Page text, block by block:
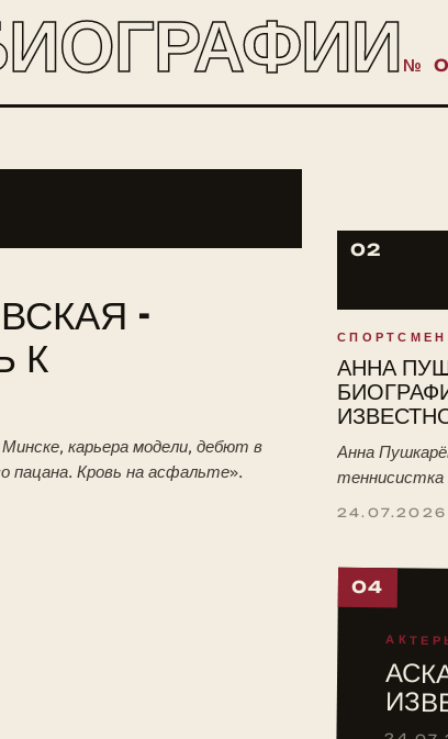
№
-
К
карьера модели, дебют в
пацана. Кровь на асфальте».
02
АННА
Анна
теннисистка
24.07.2026
04